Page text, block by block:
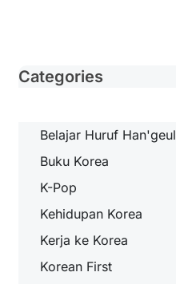
Categories
Belajar Huruf Han'geul
Buku Korea
K-Pop
Kehidupan Korea
Kerja ke Korea
Korean First